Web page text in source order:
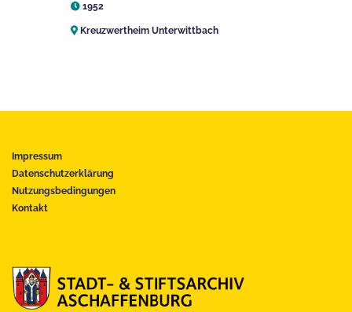
1952
Kreuzwertheim Unterwittbach
Impressum
Datenschutzerklärung
Nutzungsbedingungen
Kontakt